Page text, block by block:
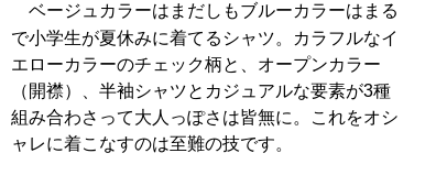
ベージュカラーはまだしもブルーカラーはまる
で小学生が夏休みに着てるシャツ。カラフルなイ
エローカラーのチェック柄と、オープンカラー
（開襟）、半袖シャツとカジュアルな要素が3種
組み合わさって大人っぽさは皆無に。これをオシ
ャレに着こなすのは至難の技です。